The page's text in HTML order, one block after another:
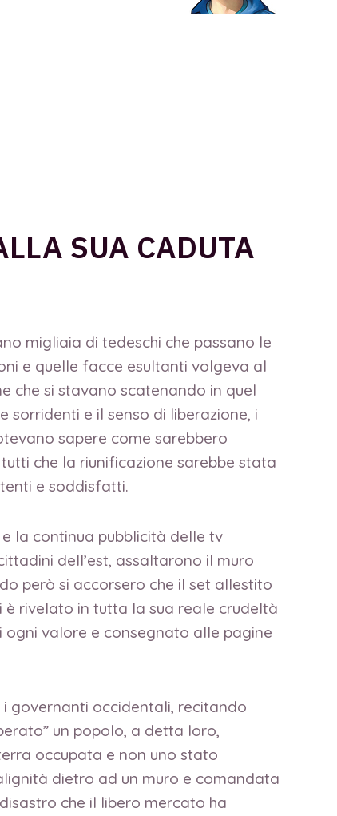
SUA CADUTA
migliaia di tedeschi che passano le
e quelle facce esultanti volgeva al
che si stavano scatenando in quel
sorridenti e il senso di liberazione, i
sapere come sarebbero
che la riunificazione sarebbe stata
e soddisfatti.
la continua pubblicità delle tv
dell’est, assaltarono il muro
però si accorsero che il set allestito
rivelato in tutta la sua reale crudeltà
valore e consegnato alle pagine
governanti occidentali, recitando
un popolo, a detta loro,
occupata e non uno stato
dietro ad un muro e comandata
che il libero mercato ha